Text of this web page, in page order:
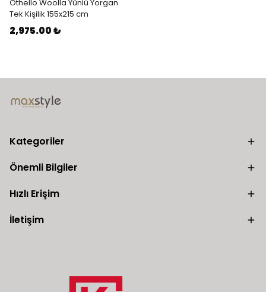
Othello Woolla Yünlü Yorgan
Tek Kişilik 155x215 cm
2,975.00 ₺
Kategoriler
Önemli Bilgiler
Hızlı Erişim
İletişim